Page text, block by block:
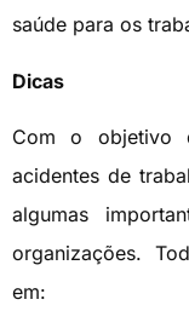
saúde para os
Dicas
Com o objetivo
acidentes de
algumas
organizações.
em: